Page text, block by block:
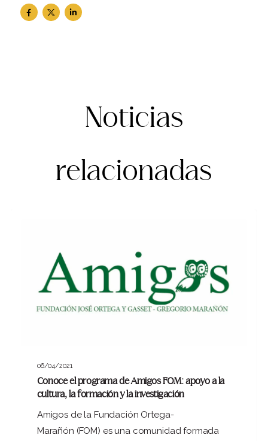
Noticias
relacionadas
06/04/2021
Conoce el programa de Amigos FOM: apoyo a la
cultura, la formación y la investigación
Amigos de la Fundación Ortega-
Marañón (FOM) es una comunidad formada